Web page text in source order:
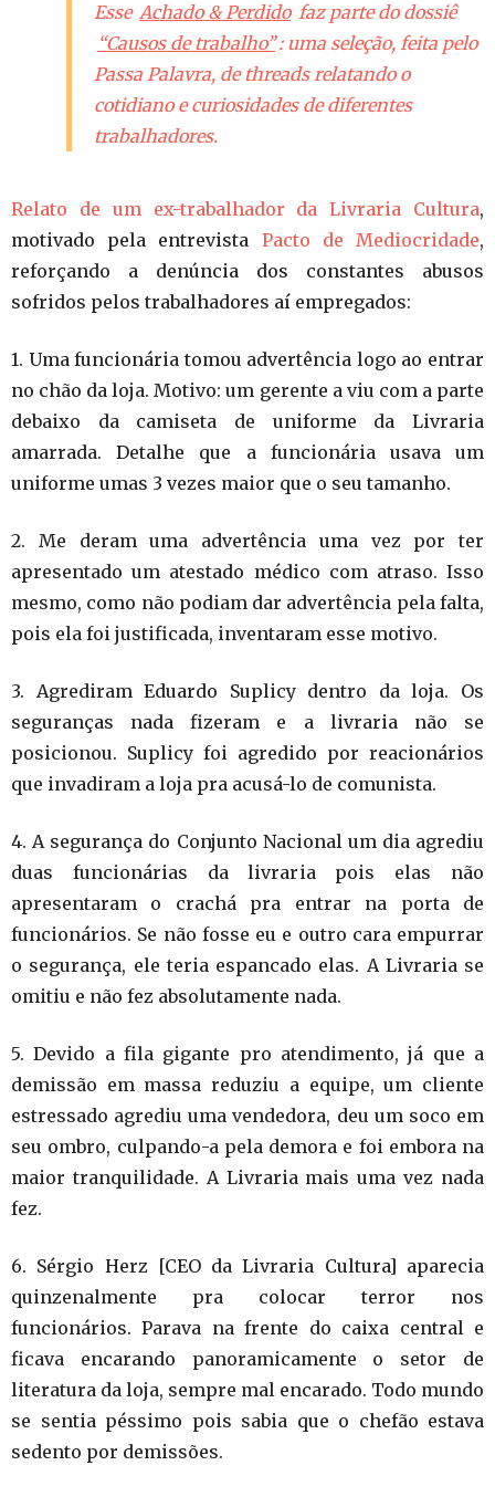
Esse Achado & Perdido faz parte do dossiê
“Causos de trabalho” : uma seleção, feita pelo
Passa Palavra, dethreadsrelatando o
cotidiano e curiosidades de diferentes
trabalhadores.
Relato de um ex-trabalhador da Livraria Cultura,
motivado pela entrevista Pacto de Mediocridade,
reforçando a denúncia dos constantes abusos
sofridos pelos trabalhadores aí empregados:
1. Uma funcionária tomou advertência logo ao entrar
no chão da loja. Motivo: um gerente a viu com a parte
debaixo da camiseta de uniforme da Livraria
amarrada. Detalhe que a funcionária usava um
uniforme umas 3 vezes maior que o seu tamanho.
2. Me deram uma advertência uma vez por ter
apresentado um atestado médico com atraso. Isso
mesmo, como não podiam dar advertência pela falta,
pois ela foi justificada, inventaram esse motivo.
3. Agrediram Eduardo Suplicy dentro da loja. Os
seguranças nada fizeram e a livraria não se
posicionou. Suplicy foi agredido por reacionários
que invadiram a loja pra acusá-lo de comunista.
4.A segurança do Conjunto Nacional um dia agrediu
duas funcionárias da livraria pois elas não
apresentaram o crachá pra entrar na porta de
funcionários. Se não fosse eu e outro cara empurrar
o segurança, ele teria espancado elas. A Livraria se
omitiu e não fez absolutamente nada.
5. Devido a fila gigante pro atendimento, já que a
demissão em massa reduziu a equipe, um cliente
estressado agrediu uma vendedora, deu um soco em
seu ombro, culpando-a pela demora e foi embora na
maior tranquilidade. A Livraria mais uma vez nada
fez.
6. Sérgio Herz [CEO da Livraria Cultura] aparecia
quinzenalmente pra colocar terror nos
funcionários. Parava na frente do caixa central e
ficava encarando panoramicamente o setor de
literatura da loja, sempre mal encarado. Todo mundo
se sentia péssimo pois sabia que o chefão estava
sedento por demissões.